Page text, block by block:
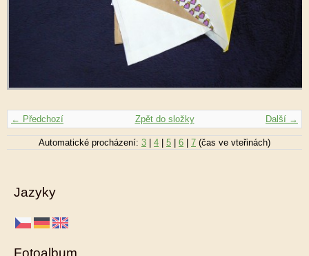
← Předchozí Další →
Zpět do složky
Automatické procházení: 3 4 5 6 7 (čas ve vteřinách)
Jazyky
Fotoalbum